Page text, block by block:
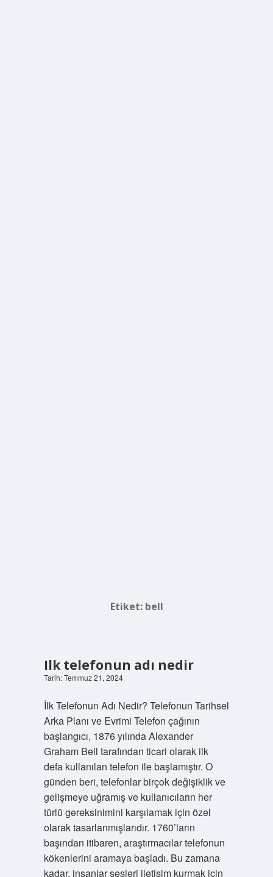
Etiket: bell
Ilk telefonun adı nedir
Tarih: Temmuz 21, 2024
İlk Telefonun Adı Nedir? Telefonun Tarihsel
Arka Planı ve Evrimi Telefon çağının
başlangıcı, 1876 yılında Alexander
Graham Bell tarafından ticari olarak ilk
defa kullanılan telefon ile başlamıştır. O
günden beri, telefonlar birçok değişiklik ve
gelişmeye uğramış ve kullanıcıların her
türlü gereksinimini karşılamak için özel
olarak tasarlanmışlarıdır. 1760’ların
başından itibaren, araştırmacılar telefonun
kökenlerini aramaya başladı. Bu zamana
kadar, insanlar sesleri iletişim kurmak için